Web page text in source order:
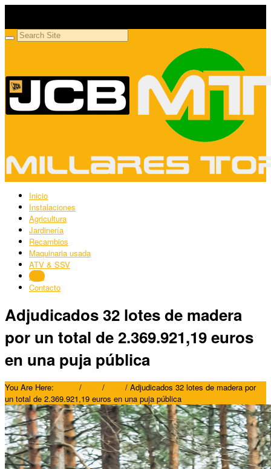
Inicio
Instalaciones
Agricultura
Jardinería
Recambios
Maquinaria usada
ATV & SSV
Blog
Contacto
Adjudicados 32 lotes de madera
por un total de 2.369.921,19 euros
en una puja pública
You Are Here: / / / Adjudicados 32 lotes de madera por
un total de 2.369.921,19 euros en una puja pública